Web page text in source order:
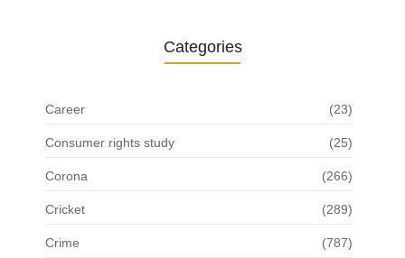
Categories
Career (23)
Consumer rights study (25)
Corona (266)
Cricket (289)
Crime (787)